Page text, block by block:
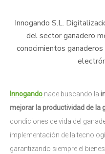
Innogando S.L.
del sector ganadero
conocimientos
Innogando nace buscando la
mejorar la productividad de la
condiciones de vida del
implementación de la
garantizando siempre el